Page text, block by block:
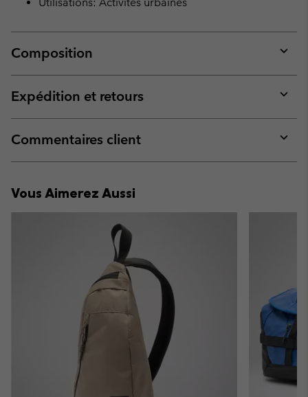
Composition
or
Expédition et retours
or
Commentaires client
or
Vous Aimerez Aussi